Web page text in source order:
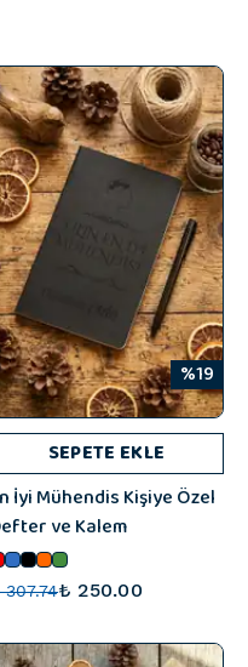
%19
SEPETE EKLE
İyi Mühendis Kişiye Özel
ve Kalem
307.74₺ 250.00